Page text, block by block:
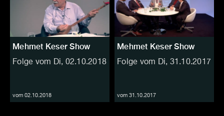
Mehmet Keser Show
Folge vom Di, 02.10.2018
vom 02.10.2018
Mehmet Keser Show
Folge vom Di, 31.10.2017
vom 31.10.2017